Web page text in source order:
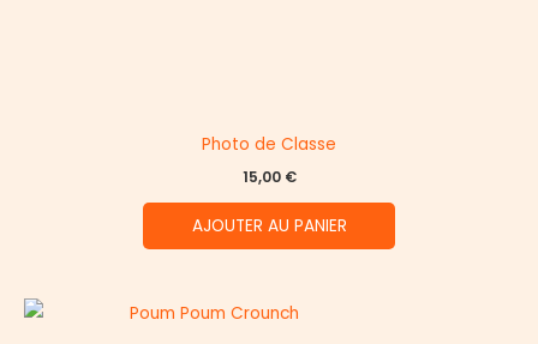
Photo de Classe
15,00 €
AJOUTER AU PANIER